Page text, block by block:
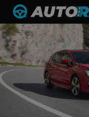
Autonieuws
Podcast
Autotests
Automerken
Adverteren